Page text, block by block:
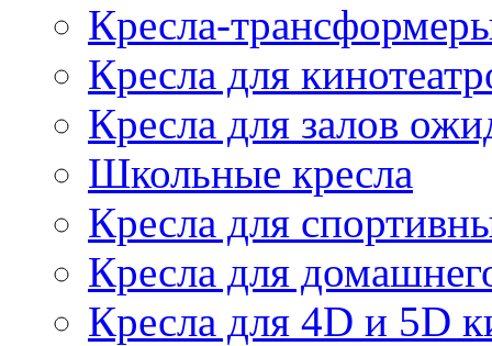
Кресла-
Кресла для
Кресла для залов
Школьные кресла
Кресла для
Кресла для
Кресла для 4D и 5D